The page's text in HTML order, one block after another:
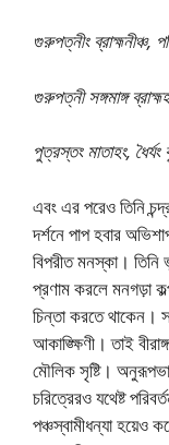
গুরুপত্নীং ব্রাহ্মনীঞ্চ,
গুরুপত্নী সঙ্গমাঙ্গ
পুত্রস্তং মাতাহং,
এবং এর পরেও তিনি
দর্শনে পাপ হবার
বিপরীত মনস্কা। তিনি
প্রণাম করলে মনগড়া
চিন্তা করতে থাকেন।
আকাঙ্ক্ষিণী। তাই
মৌলিক সৃষ্টি।
চরিত্রেরও যথেষ্ট
পঞ্চস্বামীধন্যা হয়েও